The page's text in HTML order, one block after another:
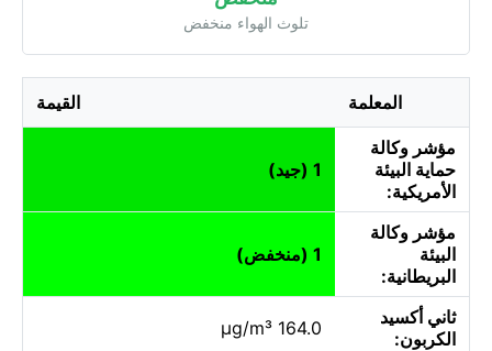
تلوث الهواء منخفض
المعلمة القيمة
مؤشر وكالة
حماية البيئة
الأمريكية:
1 (جيد)
مؤشر وكالة
البيئة
البريطانية:
1 (منخفض)
ثاني أكسيد
الكربون:
164.0 µg/m³